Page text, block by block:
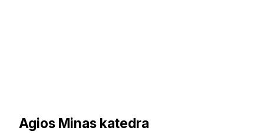
Agios Minas katedra